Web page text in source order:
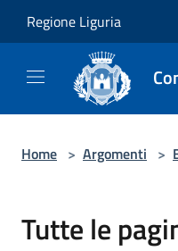
Regione Liguria
Home > Argomenti >
Tutte le